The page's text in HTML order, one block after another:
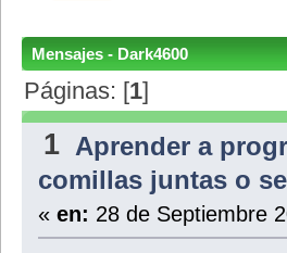
Mensajes - Dark4600
Páginas: [1]
1 Aprender a
comillas juntas o
« en: 28 de Septiembre